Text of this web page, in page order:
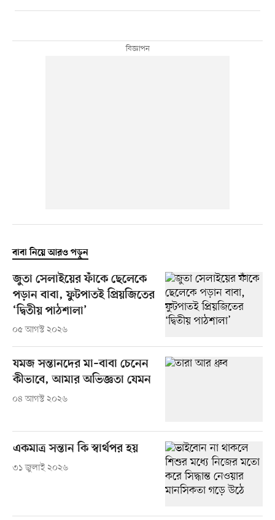
বাবা নিয়ে আরও পড়ুন
জুতা সেলাইয়ের ফাঁকে ছেলেকে
পড়ান বাবা, ফুটপাতই প্রিয়জিতের
‘দ্বিতীয় পাঠশালা’
০৫ আগস্ট ২০২৬
যমজ সন্তানদের মা–বাবা চেনেন
কীভাবে, আমার অভিজ্ঞতা যেমন
০৪ আগস্ট ২০২৬
একমাত্র সন্তান কি স্বার্থপর হয়
৩১ জুলাই ২০২৬